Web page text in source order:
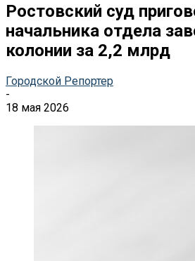
Ростовский суд
начальника отдела
колонии за 2,2 млрд
Городской Репортер
-
18 мая 2026